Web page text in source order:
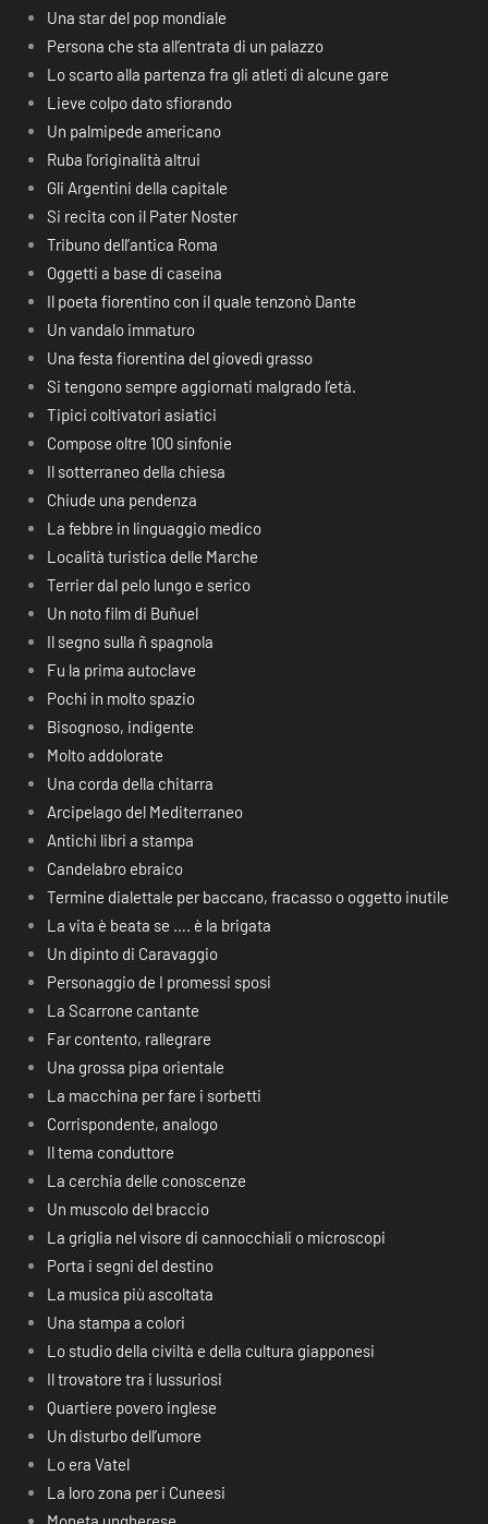
Una star del pop mondiale
Persona che sta all’entrata di un palazzo
Lo scarto alla partenza fra gli atleti di alcune gare
Lieve colpo dato sfiorando
Un palmipede americano
Ruba l’originalità altrui
Gli Argentini della capitale
Si recita con il Pater Noster
Tribuno dell’antica Roma
Oggetti a base di caseina
Il poeta fiorentino con il quale tenzonò Dante
Un vandalo immaturo
Una festa fiorentina del giovedì grasso
Si tengono sempre aggiornati malgrado l’età.
Tipici coltivatori asiatici
Compose oltre 100 sinfonie
Il sotterraneo della chiesa
Chiude una pendenza
La febbre in linguaggio medico
Località turistica delle Marche
Terrier dal pelo lungo e serico
Un noto film di Buñuel
Il segno sulla ñ spagnola
Fu la prima autoclave
Pochi in molto spazio
Bisognoso, indigente
Molto addolorate
Una corda della chitarra
Arcipelago del Mediterraneo
Antichi libri a stampa
Candelabro ebraico
Termine dialettale per baccano, fracasso o oggetto inutile
La vita è beata se …. è la brigata
Un dipinto di Caravaggio
Personaggio de I promessi sposi
La Scarrone cantante
Far contento, rallegrare
Una grossa pipa orientale
La macchina per fare i sorbetti
Corrispondente, analogo
Il tema conduttore
La cerchia delle conoscenze
Un muscolo del braccio
La griglia nel visore di cannocchiali o microscopi
Porta i segni del destino
La musica più ascoltata
Una stampa a colori
Lo studio della civiltà e della cultura giapponesi
Il trovatore tra i lussuriosi
Quartiere povero inglese
Un disturbo dell’umore
Lo era Vatel
La loro zona per i Cuneesi